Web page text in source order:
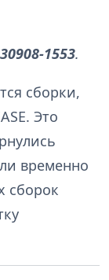
1553.
сборки,
Это
временно
сборок